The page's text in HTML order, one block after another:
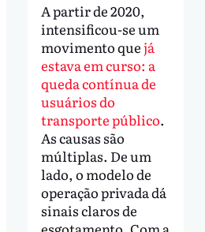
A partir de 2020,
intensificou-se um
movimento quejá
estava em curso: a
queda contínua de
usuários do
transporte público.
As causas são
múltiplas. De um
lado, o modelo de
operação privada dá
sinais claros de